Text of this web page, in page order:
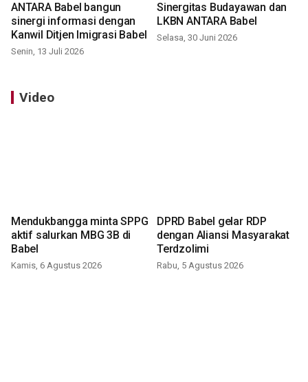
ANTARA Babel bangun
sinergi informasi dengan
Kanwil Ditjen Imigrasi Babel
Senin, 13 Juli 2026
Sinergitas Budayawan dan
LKBN ANTARA Babel
Selasa, 30 Juni 2026
Video
Mendukbangga minta SPPG
aktif salurkan MBG 3B di
Babel
Kamis, 6 Agustus 2026
DPRD Babel gelar RDP
dengan Aliansi Masyarakat
Terdzolimi
Rabu, 5 Agustus 2026